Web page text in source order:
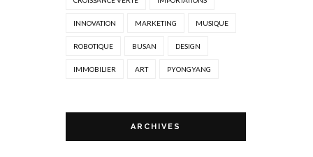
INNOVATION MARKETING MUSIQUE
ROBOTIQUE BUSAN DESIGN
IMMOBILIER ART PYONGYANG
ARCHIVES